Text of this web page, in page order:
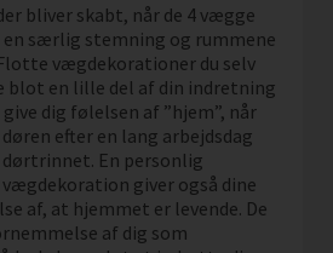
bliver skabt, når de 4 vægge
en særlig stemning og rummene
vægdekorationer du selv
blot en lille del af din indretning
dig følelsen af ”hjem”, når
efter en lang arbejdsdag
En personlig
giver også dine
af, at hjemmet er levende. De
af dig som